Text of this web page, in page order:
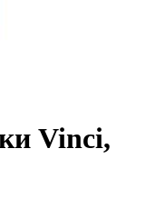
Vinci,